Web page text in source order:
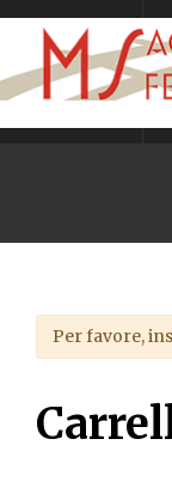
Attenzione
Per favore,